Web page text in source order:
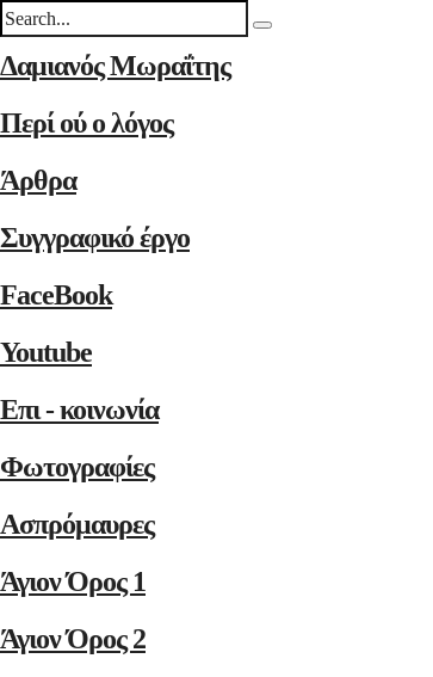
Δαμιανός Μωραΐτης
Περί ού ο λόγος
Άρθρα
Συγγραφικό έργο
FaceBook
Youtube
Επι - κοινωνία
Φωτογραφίες
Ασπρόμαυρες
Άγιον Όρος 1
Άγιον Όρος 2